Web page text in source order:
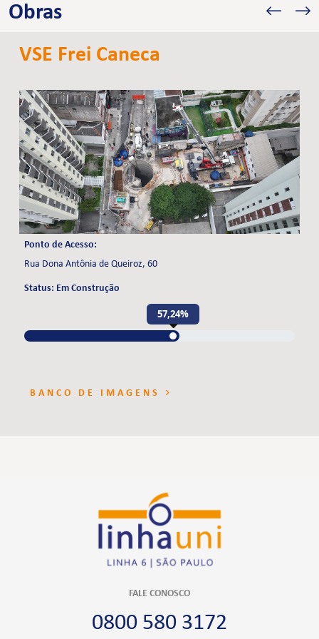
Obras
VSE Frei Caneca
Ponto de Acesso:
Rua Dona Antônia de Queiroz, 60
Status: Em Construção
BANCO DE IMAGENS
FALE CONOSCO
0800 580 3172
57,24%